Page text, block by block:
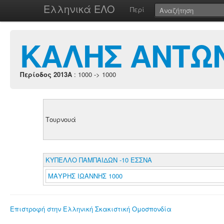
Ελληνικά ΕΛΟ Περί
ΚΑΛΗΣ
Περίοδος 2013A : 1000 -> 1000
Τουρνουά
ΚΥΠΕΛΛΟ ΠΑΜΠΑΙΔΩΝ -10 ΕΣΣΝΑ
ΜΑΥΡΗΣ ΙΩΑΝΝΗΣ 1000
Επιστροφή στην Ελληνική Σκακιστική Ομοσπονδία